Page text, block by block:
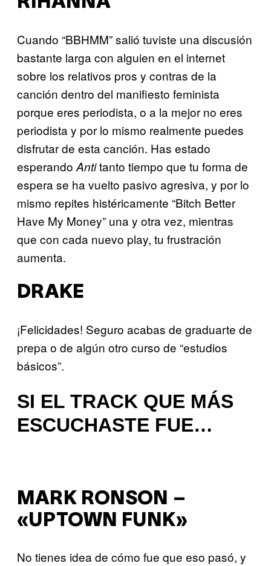
Cuando “BBHMM” salió tuviste una discusión
bastante larga con alguien en el internet
sobre los relativos pros y contras de la
canción dentro del manifiesto feminista
porque eres periodista, o a la mejor no eres
periodista y por lo mismo realmente puedes
disfrutar de esta canción. Has estado
esperando Antitanto tiempo que tu forma de
espera se ha vuelto pasivo agresiva, y por lo
mismo repites histéricamente “Bitch Better
Have My Money” una y otra vez, mientras
que con cada nuevo play, tu frustración
aumenta.
DRAKE
¡Felicidades! Seguro acabas de graduarte de
prepa o de algún otro curso de “estudios
básicos”.
SI EL TRACK QUE MÁS
ESCUCHASTE FUE…
MARK RONSON –
«UPTOWN FUNK»
No tienes idea de cómo fue que eso pasó, y